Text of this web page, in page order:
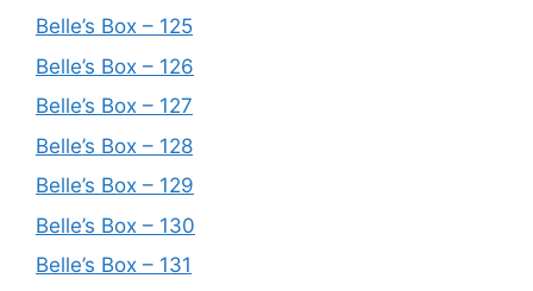
Belle’s Box – 125
Belle’s Box – 126
Belle’s Box – 127
Belle’s Box – 128
Belle’s Box – 129
Belle’s Box – 130
Belle’s Box – 131